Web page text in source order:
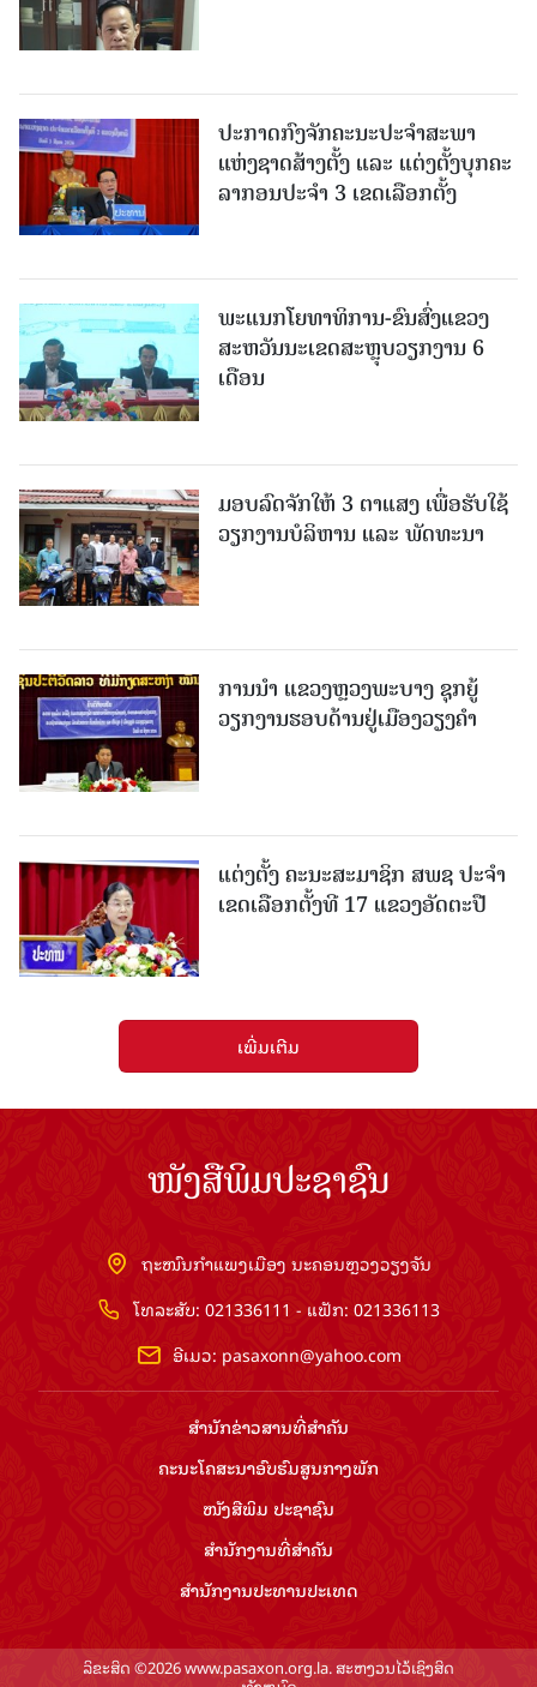
ປະກາດກົງຈັກຄະນະປະຈໍາສະພາ
ແຫ່ງຊາດສ້າງຕັ້ງ ແລະ ແຕ່ງຕັ້ງບຸກຄະ
ລາກອນປະຈໍາ 3 ເຂດເລືອກຕັ້ງ
ພະແນກໂຍທາທິການ-ຂົນສົ່ງແຂວງ
ສະຫວັນນະເຂດສະຫຼຸບວຽກງານ 6
ເດືອນ
ມອບລົດຈັກໃຫ້ 3 ຕາແສງ ເພື່ອຮັບໃຊ້
ວຽກງານບໍລິຫານ ແລະ ພັດທະນາ
ການນຳ ແຂວງຫຼວງພະບາງ ຊຸກຍູ້
ວຽກງານຮອບດ້ານຢູ່ເມືອງວຽງຄໍາ
ແຕ່ງຕັ້ງ ຄະນະສະມາຊິກ ສພຊ ປະຈຳ
ເຂດເລືອກຕັ້ງທີ 17 ແຂວງອັດຕະປື
ເພີ່ມເຕີມ
ໜັງສືພິມປະຊາຊົນ
ຖະໜົນກຳແພງເມືອງ ນະຄອນຫຼວງວຽງຈັນ
ໂທລະສັບ: 021336111 - ແຟັກ: 021336113
ອີເມວ: pasaxonn@yahoo.com
ສຳ​ນັກ​ຂ່າວ​ສານ​ທີ່​ສຳ​ຄັນ​
ຄະນະໂຄສະນາອົບຮົມ​ສູນ​ກາງ​ພັກ
ໜັງສືພິມ ປະ​ຊາ​ຊົນ
ສຳ​ນັກ​ງານ​ທີ່​ສຳ​ຄັນ
ສຳ​ນັກ​ງານ​ປະ​ທານ​ປະ​ເທດ
ລິຂະສິດ ©2026 www.pasaxon.org.la. ສະຫງວນໄວ້ເຊິງສິດ